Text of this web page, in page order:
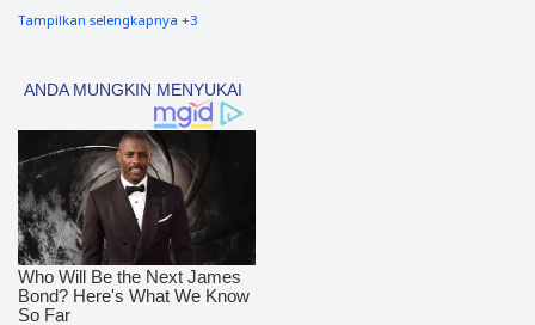
nias barat
polres nias selatan 50
Tampilkan selengkapnya +3